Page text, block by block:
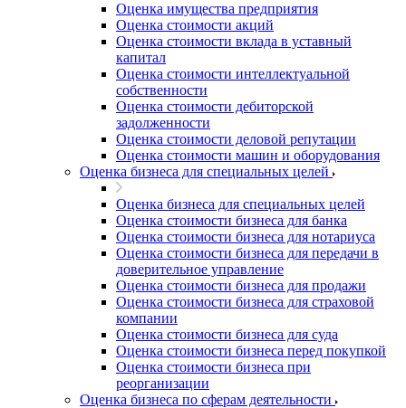
Оценка имущества предприятия
Оценка стоимости акций
Оценка стоимости вклада в уставный
капитал
Оценка стоимости интеллектуальной
собственности
Оценка стоимости дебиторской
задолженности
Оценка стоимости деловой репутации
Оценка стоимости машин и оборудования
Оценка бизнеса для специальных целей
Оценка бизнеса для специальных целей
Оценка стоимости бизнеса для банка
Оценка стоимости бизнеса для нотариуса
Оценка стоимости бизнеса для передачи в
доверительное управление
Оценка стоимости бизнеса для продажи
Оценка стоимости бизнеса для страховой
компании
Оценка стоимости бизнеса для суда
Оценка стоимости бизнеса перед покупкой
Оценка стоимости бизнеса при
реорганизации
Оценка бизнеса по сферам деятельности